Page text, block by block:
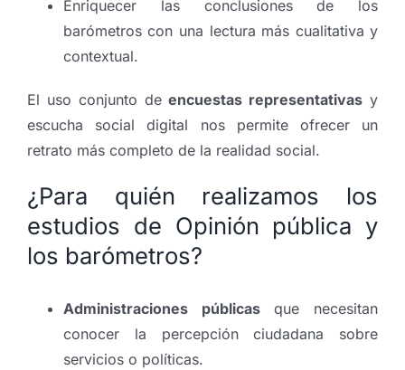
Enriquecer las conclusiones de los
barómetros con una lectura más cualitativa y
contextual.
El uso conjunto deencuestas representativas y
escucha social digital nos permite ofrecer un
retrato más completo de la realidad social.
¿Para quién realizamos los
estudios de Opinión pública y
los barómetros?
Administraciones públicasque necesitan
conocer la percepción ciudadana sobre
servicios o políticas.